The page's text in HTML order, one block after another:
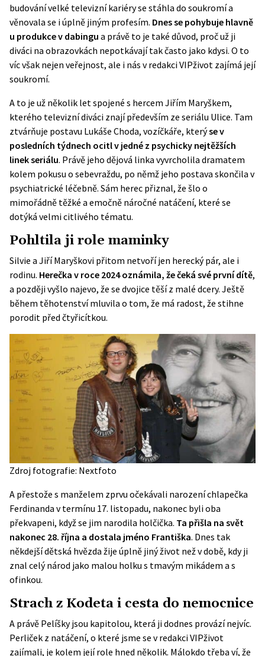
budování velké televizní kariéry se stáhla do soukromí a
věnovala se i úplně jiným profesím. Dnes se pohybuje hlavně
u produkce v dabingu a právě to je také důvod, proč už ji
diváci na obrazovkách nepotkávají tak často jako kdysi. O to
víc však nejen veřejnost, ale i nás v redakci VIPživot zajímá její
soukromí.
A to je už několik let spojené s hercem Jiřím Maryškem,
kterého televizní diváci znají především ze seriálu Ulice. Tam
ztvárňuje postavu Lukáše Choda, vozíčkáře, kterýse v
posledních týdnech ocitl v jedné z psychicky nejtěžších
linek seriálu. Právě jeho dějová linka vyvrcholila dramatem
kolem pokusu o sebevraždu, po němž jeho postava skončila v
psychiatrické léčebně. Sám herec přiznal, že šlo o
mimořádně těžké a emočně náročné natáčení, které se
dotýká velmi citlivého tématu.
Pohltila ji role maminky
Silvie a Jiří Maryškovi přitom netvoří jen herecký pár, ale i
rodinu. Herečka v roce 2024 oznámila, že čeká své první dítě,
a později vyšlo najevo, že se dvojice těší z malé dcery. Ještě
během těhotenství mluvila o tom, že má radost, že stihne
porodit před čtyřicítkou.
Zdroj fotografie: Nextfoto
A přestože s manželem zprvu očekávali narození chlapečka
Ferdinanda v termínu 17. listopadu, nakonec byli oba
překvapeni, když se jim narodila holčička. Ta přišla na svět
nakonec 28. října a dostala jméno Františka. Dnes tak
někdejší dětská hvězda žije úplně jiný život než v době, kdy ji
znal celý národ jako malou holku s tmavým mikádem a s
ofinkou.
Strach z Kodeta i cesta do nemocnice
A právě Pelíšky jsou kapitolou, která ji dodnes provází nejvíc.
Perliček z natáčení, o které jsme se v redakci VIPživot
zajímali, je kolem její role hned několik. Málokdo třeba ví, že